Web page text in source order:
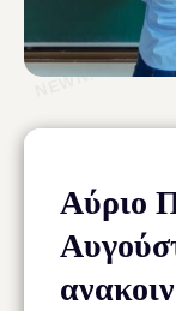
Αύριο